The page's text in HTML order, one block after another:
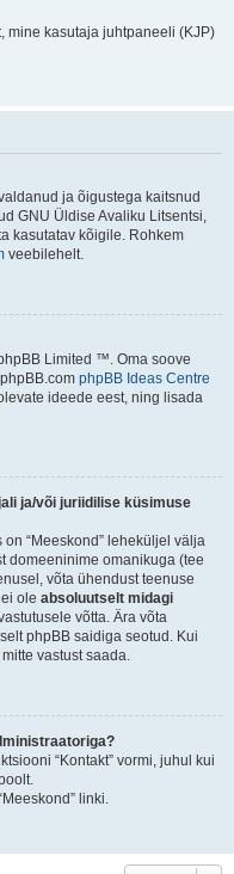
mine kasutaja juhtpaneeli (KJP)
ja õigustega kaitsnud
GNU Üldise Avaliku Litsentsi,
kasutatav kõigile. Rohkem
veebilehelt.
Limited ™. Oma soove
phpBB Ideas Centre
ideede eest, ning lisada
ja/või juriidilise küsimuse
“Meeskond” leheküljel välja
domeeninime omanikuga (tee
võta ühendust teenuse
ole absoluutselt midagi
võtta. Ära võta
phpBB saidiga seotud. Kui
vastust saada.
“Kontakt” vormi, juhul kui
linki.